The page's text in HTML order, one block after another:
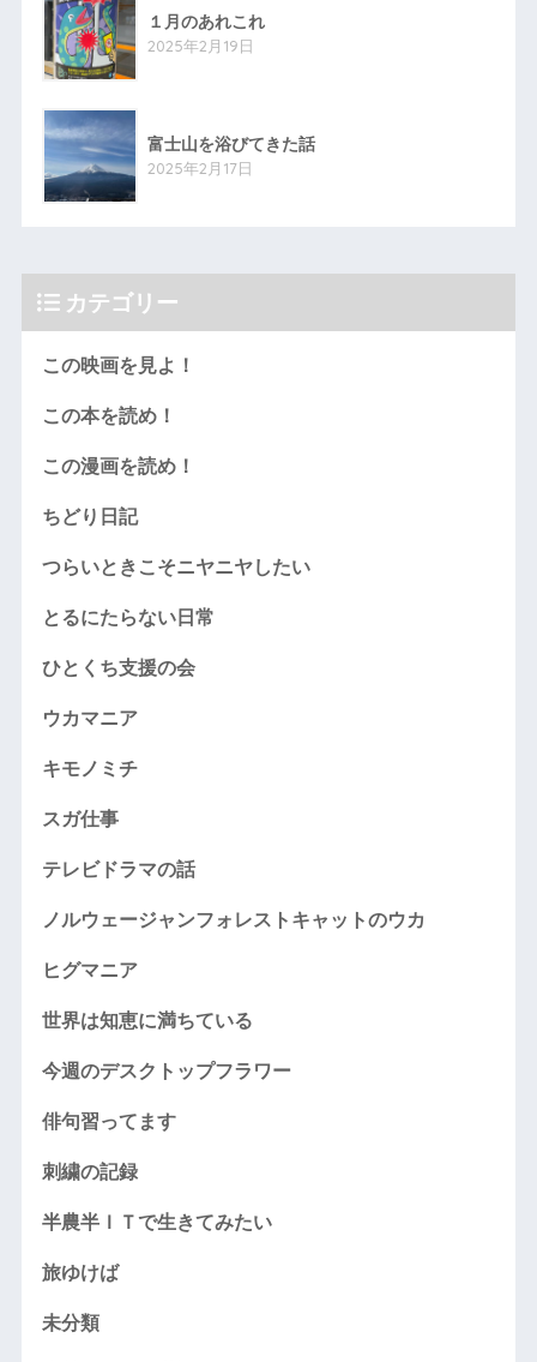
１月のあれこれ
2025年2月19日
富士山を浴びてきた話
2025年2月17日
カテゴリー
この映画を見よ！
この本を読め！
この漫画を読め！
ちどり日記
つらいときこそニヤニヤしたい
とるにたらない日常
ひとくち支援の会
ウカマニア
キモノミチ
スガ仕事
テレビドラマの話
ノルウェージャンフォレストキャットのウカ
ヒグマニア
世界は知恵に満ちている
今週のデスクトップフラワー
俳句習ってます
刺繍の記録
半農半ＩＴで生きてみたい
旅ゆけば
未分類